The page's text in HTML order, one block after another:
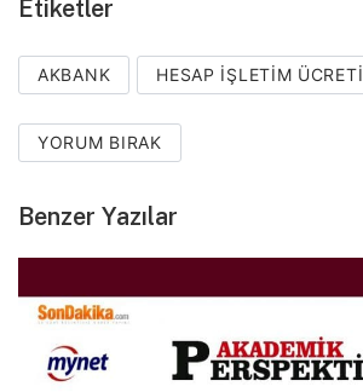
Etiketler
AKBANK HESAP IŞLETIM ÜCRETI
YORUM BIRAK
Benzer Yazılar